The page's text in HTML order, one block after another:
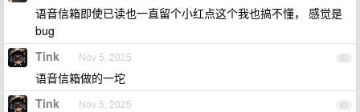
语音信箱即使已读也一直留个小红点这个我也搞不懂， 感觉是
bug
82
Tink Nov 5, 2025
语音信箱做的一坨
83
Tink Nov 5, 2025